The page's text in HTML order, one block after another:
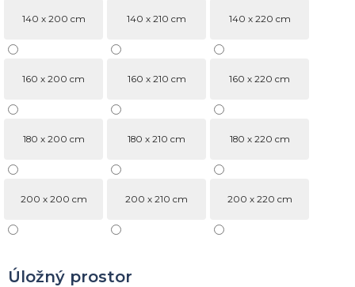
140 x 200 cm 140 x 210 cm 140 x 220 cm
160 x 200 cm 160 x 210 cm 160 x 220 cm
180 x 200 cm 180 x 210 cm 180 x 220 cm
200 x 200 cm 200 x 210 cm 200 x 220 cm
Úložný prostor